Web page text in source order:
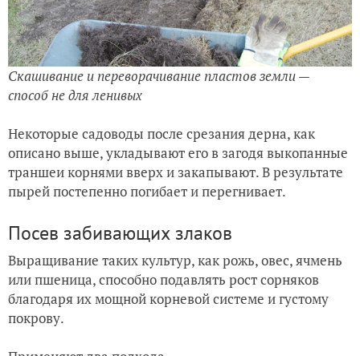
Скашивание и переворачивание пластов земли —
способ не для ленивых
Некоторые садоводы после срезания дерна, как
описано выше, укладывают его в загодя выкопанные
траншеи корнями вверх и закапывают. В результате
пырей постепенно погибает и перегнивает.
Посев забивающих злаков
Выращивание таких культур, как рожь, овес, ячмень
или пшеница, способно подавлять рост сорняков
благодаря их мощной корневой системе и густому
покрову.